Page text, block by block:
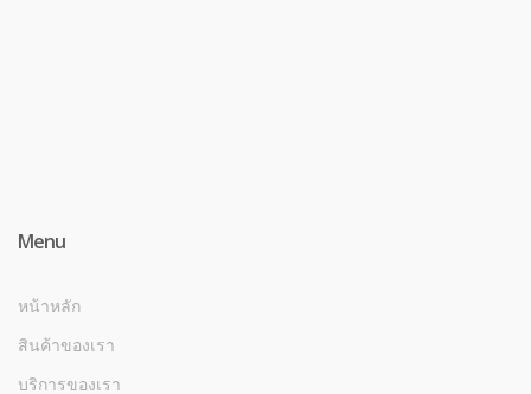
Menu
หน้าหลัก
สินค้าของเรา
บริการของเรา